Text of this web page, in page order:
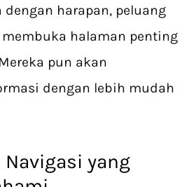
harapan, peluang
halaman penting
pun akan
dengan lebih mudah
yang